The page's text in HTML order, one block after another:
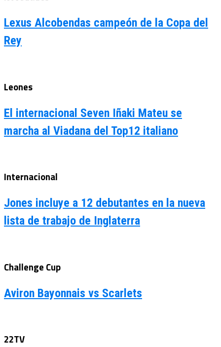
Lexus Alcobendas campeón de la Copa del
Rey
Leones
El internacional Seven Iñaki Mateu se
marcha al Viadana del Top12 italiano
Internacional
Jones incluye a 12 debutantes en la nueva
lista de trabajo de Inglaterra
Challenge Cup
Aviron Bayonnais vs Scarlets
22TV